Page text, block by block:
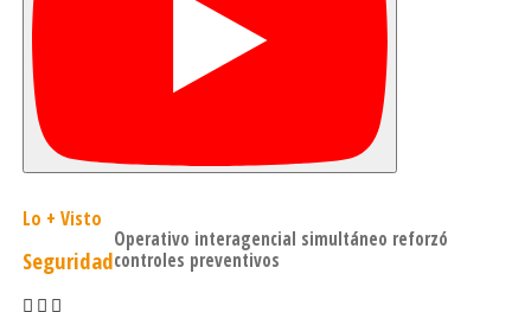
Lo + Visto
Seguridad
Operativo interagencial simultáneo reforzó
controles preventivos